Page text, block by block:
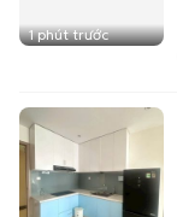
1 phút trước